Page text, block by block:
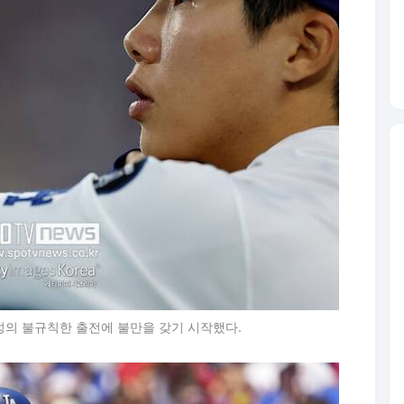
불규칙한 출전에 불만을 갖기 시작했다.